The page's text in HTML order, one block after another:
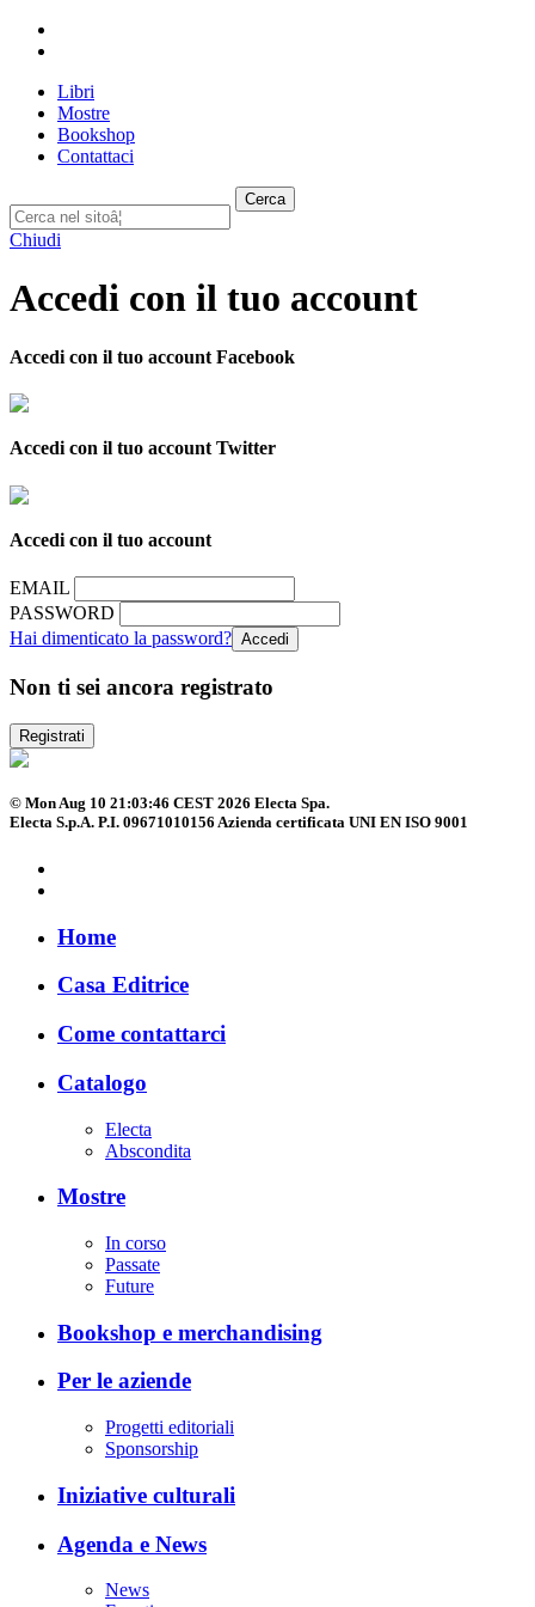
Libri
Mostre
Bookshop
Contattaci
Cerca
Chiudi
Accedi con il tuo account
Accedi con il tuo account Facebook
Accedi con il tuo account Twitter
Accedi con il tuo account
EMAIL
PASSWORD
Hai dimenticato la password?
Non ti sei ancora registrato
Registrati
© Mon Aug 10 21:03:46 CEST 2026 Electa Spa.
Electa S.p.A. P.I. 09671010156 Azienda certificata UNI EN ISO 9001
Home
Casa Editrice
Come contattarci
Catalogo
Electa
Abscondita
Mostre
In corso
Passate
Future
Bookshop e merchandising
Per le aziende
Progetti editoriali
Sponsorship
Iniziative culturali
Agenda e News
News